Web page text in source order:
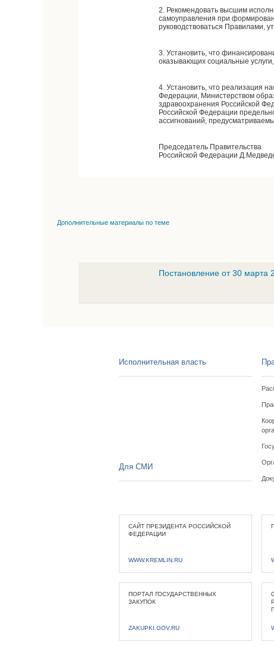
2. Рекомендовать высшим
самоуправления при
руководствоваться Правилами,
3. Установить, что
оказывающих социальные
4. Установить, что реализация
Федерации, Министерством
здравоохранения Российской
Российской Федерации
ассигнований,
Председатель Правительства
Российской Федерации
Дополнительные материалы по теме
Постановление от 30
Исполнительная власть
Для СМИ
САЙТ ПРЕЗИДЕНТА РОССИЙСКОЙ
ФЕДЕРАЦИИ
WWW.KREMLIN.RU
ПОРТАЛ ГОСУДАРСТВЕННЫХ
ЗАКУПОК
ZAKUPKI.GOV.RU